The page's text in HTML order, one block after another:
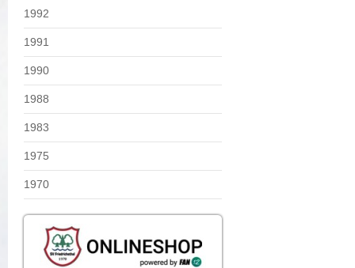
1992
1991
1990
1988
1983
1975
1970